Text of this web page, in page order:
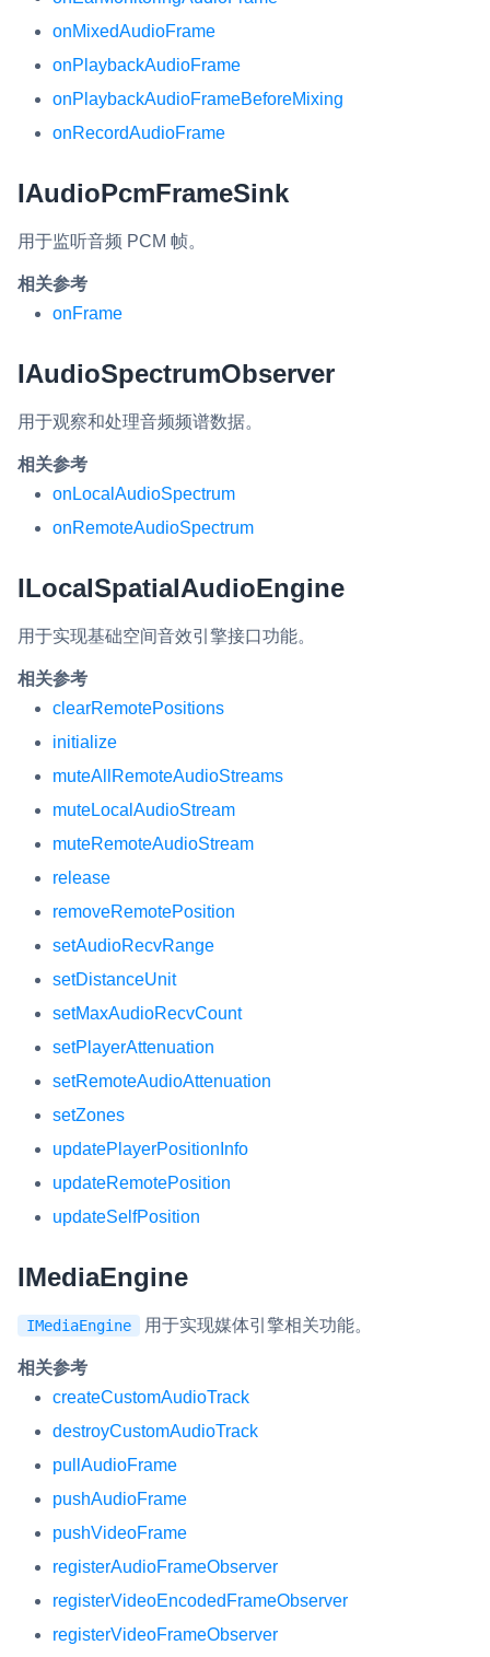
onMixedAudioFrame
onPlaybackAudioFrame
onPlaybackAudioFrameBeforeMixing
onRecordAudioFrame
IAudioPcmFrameSink
用于监听音频 PCM 帧。
相关参考
onFrame
IAudioSpectrumObserver
用于观察和处理音频频谱数据。
相关参考
onLocalAudioSpectrum
onRemoteAudioSpectrum
ILocalSpatialAudioEngine
用于实现基础空间音效引擎接口功能。
相关参考
clearRemotePositions
initialize
muteAllRemoteAudioStreams
muteLocalAudioStream
muteRemoteAudioStream
release
removeRemotePosition
setAudioRecvRange
setDistanceUnit
setMaxAudioRecvCount
setPlayerAttenuation
setRemoteAudioAttenuation
setZones
updatePlayerPositionInfo
updateRemotePosition
updateSelfPosition
IMediaEngine
IMediaEngine 用于实现媒体引擎相关功能。
相关参考
createCustomAudioTrack
destroyCustomAudioTrack
pullAudioFrame
pushAudioFrame
pushVideoFrame
registerAudioFrameObserver
registerVideoEncodedFrameObserver
registerVideoFrameObserver